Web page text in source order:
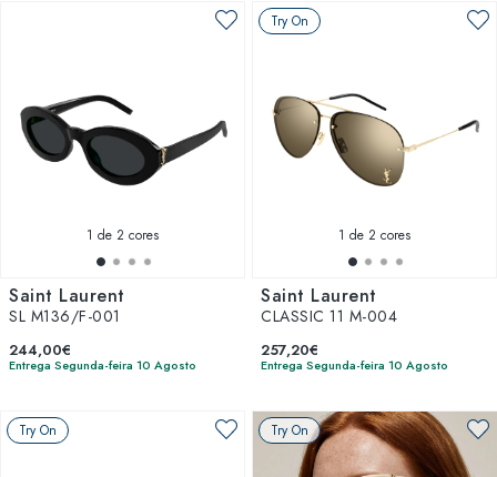
1 de 2 cores
Saint Laurent
SL M136/F-001
244,00€
Entrega Segunda-feira 10 Agosto
Try On
1 de 2 cores
Saint Laurent
CLASSIC 11 M-004
257,20€
Entrega Segunda-feira 10 Agosto
Try On Try On